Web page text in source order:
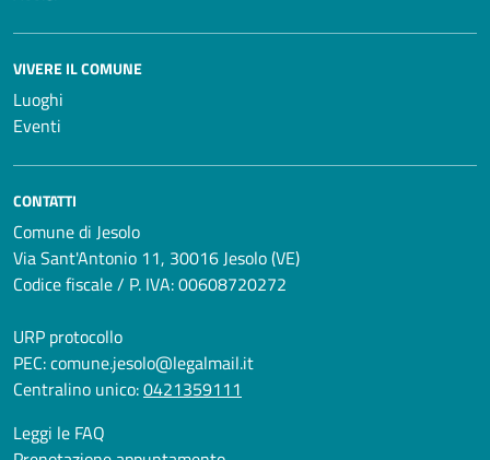
VIVERE IL COMUNE
Luoghi
Eventi
CONTATTI
Comune di Jesolo
Via Sant'Antonio 11, 30016 Jesolo (VE)
Codice fiscale / P. IVA: 00608720272
URP protocollo
PEC:comune.jesolo@legalmail.it
Centralino unico:0421359111
Leggi le FAQ